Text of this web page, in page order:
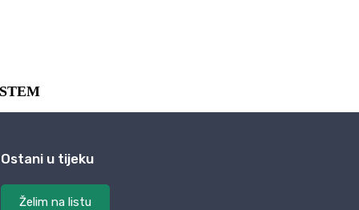
Ostani u tijeku
Želim na listu